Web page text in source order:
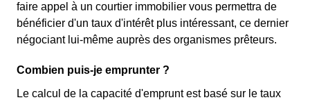
faire appel à un courtier immobilier vous permettra de
bénéficier d'un taux d'intérêt plus intéressant, ce dernier
négociant lui-même auprès des organismes prêteurs.
Combien puis-je emprunter ?
Le calcul de la capacité d'emprunt est basé sur le taux